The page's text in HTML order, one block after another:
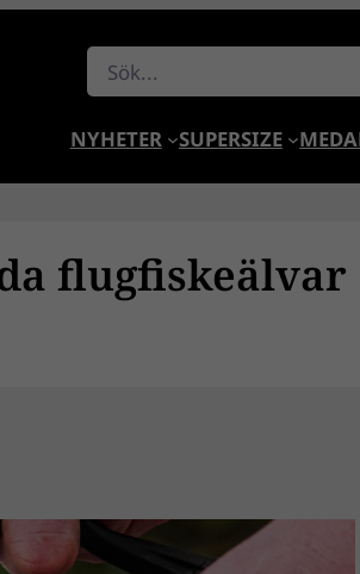
Sök
NYHETER SUPERSIZE
flugfiskeälvar